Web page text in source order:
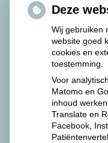
waargenomen door
De Martini Apotheek
Van Swietenplein 1
9728 NT Groningen
Tel: 050 – 524 57 00.
Deze
Wij gebruiken
website goed
cookies en
toestemming.
Voor
Matomo en
inhoud
Translate en
Facebook,